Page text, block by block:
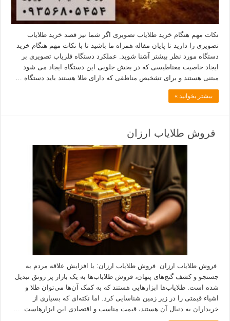
نکات مهم هنگام خرید طلایاب تصویری اگر شما نیز قصد خرید طلایاب
تصویری را دارید تا پایان مقاله همراه ما باشید تا با نکات مهم هنگام خرید
دستگاه مورد نظر بیشتر آشنا شوید. عملکرد دستگاه فلزیاب تصویری بر
ایجاد خاصیت مغناطیسی که در بخش جلویی این دستگاه ایجاد می شود
مبتنی هستند و برای تشخیص مناطقی که دارای طلا هستند باید دستگاه …
بیشتر بخوانید »
فروش طلایاب ارزان
فروش طلایاب ارزان فروش طلایاب ارزان: با افزایش علاقه مردم به
جستجو و کشف گنج‌های پنهان، فروش طلایاب‌ها به یک بازار پر رونق تبدیل
شده است. طلایاب‌ها ابزارهایی هستند که به کمک آن‌ها می‌توان طلا و
اشیاء قیمتی را در زیر زمین شناسایی کرد. اما نکته‌ای که بسیاری از
خریداران به دنبال آن هستند، قیمت مناسب و اقتصادی این ابزارهاست. …